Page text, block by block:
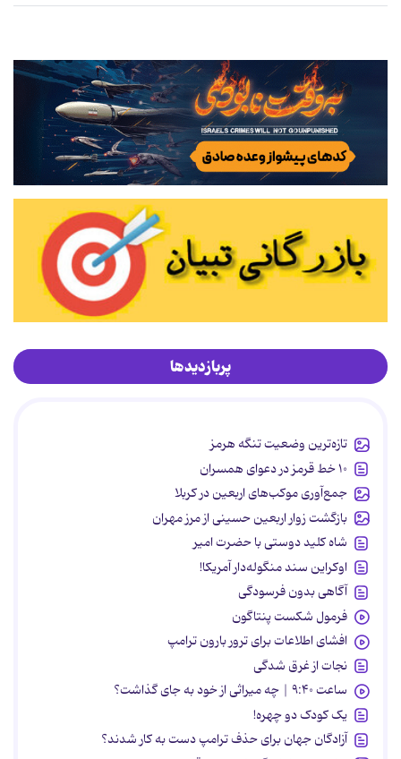
پربازدیدها
تازه‌ترین وضعیت تنگه هرمز
۱۰ خط قرمز در دعوای همسران
جمع‌آوری موکب‌های اربعین در کربلا
بازگشت زوار اربعین حسینی از مرز مهران
شاه کلید دوستی با حضرت امیر
اوکراین سند منگوله‌دار آمریکا!
آگاهی بدون فرسودگی
فرمول شکست پنتاگون
افشای اطلاعات برای ترور بارون ترامپ
نجات از غرق شدگی
ساعت ۹:۴۰ | چه میراثی از خود به جای گذاشت؟
یک کودک دو چهره!
آزادگان جهان برای حذف ترامپ دست به کار شدند؟